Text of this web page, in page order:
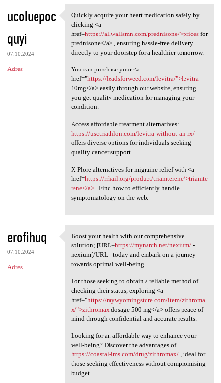
ucoluepoc
quyi
07.10.2024
Adres
Quickly acquire your heart
Quickly acquire your heart medication safely by
clicking <a
href=https://allwallsmn.com/prednisone/>pricesfor
prednisone</a> , ensuring hassle-free delivery
directly to your doorstep for a healthier tomorrow.
You can purchase your <a
href="https://leadsforweed.com/levitra/">levitra
10mg</a> easily through our website, ensuring
you get quality medication for managing your
condition.
Access affordable treatment alternatives:
https://usctriathlon.com/levitra-without-an-rx/
offers diverse options for individuals seeking
quality cancer support.
X-Plore alternatives for migraine relief with <a
href=https://rrhail.org/product/triamterene/>triamte
rene</a>. Find how to efficiently handle
symptomatology on the web.
erofihuq
07.10.2024
Adres
Boost your health with our
Boost your health with our comprehensive
solution; [URL=https://mynarch.net/nexium/-
nexium[/URL - today and embark on a journey
towards optimal well-being.
For those seeking to obtain a reliable method of
checking their status, exploring <a
href="https://mywyomingstore.com/item/zithroma
x/">zithromax dosage 500 mg</a> offers peace of
mind through confidential and accurate results.
Looking for an affordable way to enhance your
well-being? Discover the advantages of
https://coastal-ims.com/drug/zithromax/, ideal for
those seeking effectiveness without compromising
budget.